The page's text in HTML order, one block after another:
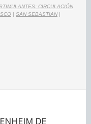
CIRCULACIÓN
| SAN SEBASTIAN |
DE